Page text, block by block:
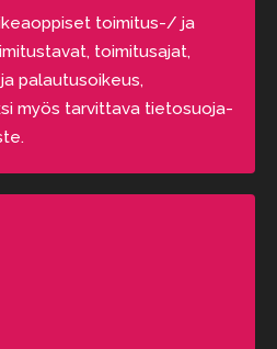
toimitus-/ ja
toimitusajat,
palautusoikeus,
myös tarvittava tietosuoja-